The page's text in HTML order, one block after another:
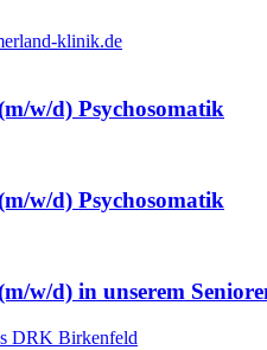
klinik.de
w/d) Psychosomatik
w/d) Psychosomatik
w/d) in unserem
DRK Birkenfeld